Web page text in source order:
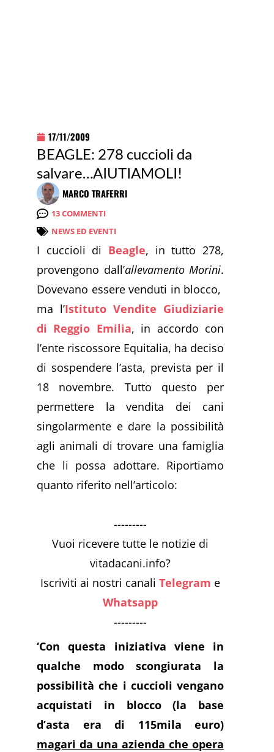
17/11/2009
BEAGLE: 278 cuccioli da
salvare…AIUTIAMOLI!
MARCO TRAFERRI
13 COMMENTI
NEWS ED EVENTI
I cuccioli di Beagle, in tutto 278,
provengono dall’allevamento Morini.
Dovevano essere venduti in blocco,
ma l’Istituto Vendite Giudiziarie
di Reggio Emilia, in accordo con
l’ente riscossore Equitalia, ha deciso
di sospendere l’asta, prevista per il
18 novembre. Tutto questo per
permettere la vendita dei cani
singolarmente e dare la possibilità
agli animali di trovare una famiglia
che li possa adottare. Riportiamo
quanto riferito nell’articolo:
---------
Vuoi ricevere tutte le notizie di
vitadacani.info?
Iscriviti ai nostri canali Telegram e
Whatsapp
---------
‘Con questa iniziativa viene in
qualche modo scongiurata la
possibilità che i cuccioli vengano
acquistati in blocco (la base
d’asta era di 115mila euro)
magari da una azienda che opera